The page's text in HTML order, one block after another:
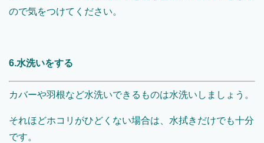
ので気をつけてください。
6.水洗いをする
カバーや羽根など水洗いできるものは水洗いしましょう。
それほどホコリがひどくない場合は、水拭きだけでも十分
です。